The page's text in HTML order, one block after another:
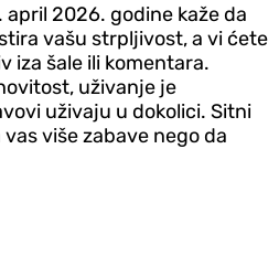
april 2026. godine kaže da
vašu strpljivost, a vi ćete
iza šale ili komentara.
uživanje je
uživaju u dokolici. Sitni
više zabave nego da